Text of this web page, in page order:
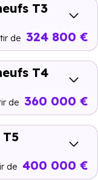
T3
de 324 800 €
T4
de 360 000 €
de 400 000 €